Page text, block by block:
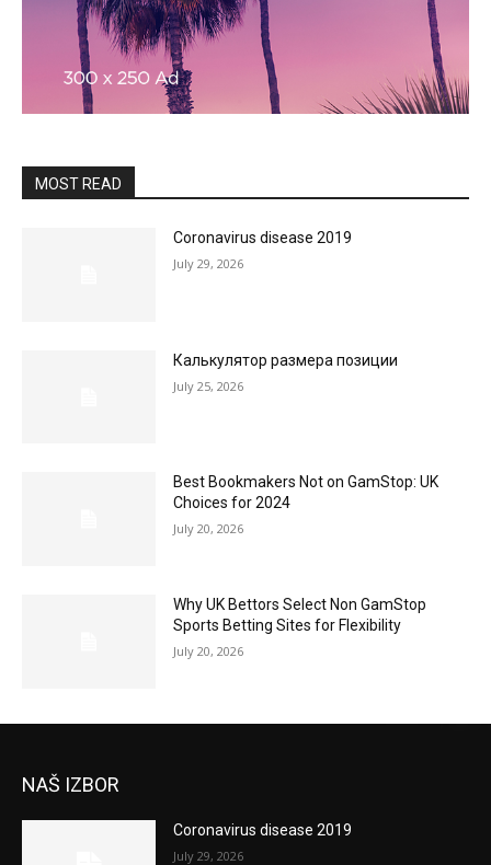
MOST READ
Coronavirus disease 2019
July 29, 2026
Калькулятор размера позиции
July 25, 2026
Best Bookmakers Not on GamStop: UK
Choices for 2024
July 20, 2026
Why UK Bettors Select Non GamStop
Sports Betting Sites for Flexibility
July 20, 2026
NAŠ IZBOR
Coronavirus disease 2019
July 29, 2026